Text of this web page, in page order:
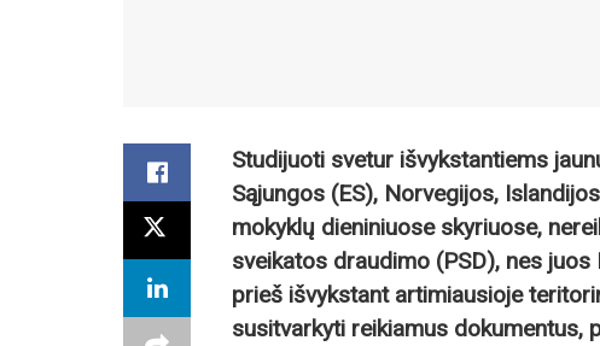
Studijuoti svetur išvykstantiems
Sąjungos (ES), Norvegijos,
mokyklų dieniniuose skyriuose,
sveikatos draudimo (PSD), nes
prieš išvykstant artimiausioje
susitvarkyti reikiamus dokumentus,